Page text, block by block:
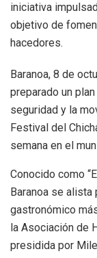
iniciativa
objetivo de
hacedores.
Baranoa, 8 de
preparado un
seguridad y la
Festival del
semana en el
Conocido como
Baranoa se
gastronómico
la Asociación de
presidida por